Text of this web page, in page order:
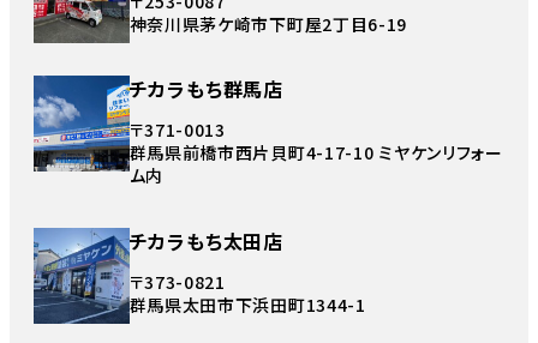
神奈川県茅ケ崎市下町屋2丁目6-19
チカラもち群馬店
〒371-0013
群馬県前橋市西片貝町4-17-10 ミヤケンリフォー
ム内
チカラもち太田店
〒373-0821
群馬県太田市下浜田町1344-1